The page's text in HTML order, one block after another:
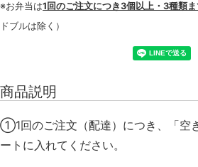
※お弁当は1回のご注文につき3個以上・3種類
ドブルは除く）
商品説明
①1回のご注文（配達）につき、「空
ートに入れてください。